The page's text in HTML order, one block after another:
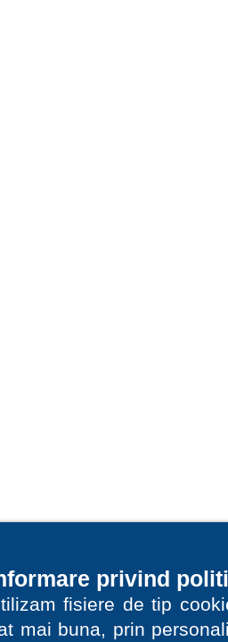
privind
fisiere de tip
mai buna, prin